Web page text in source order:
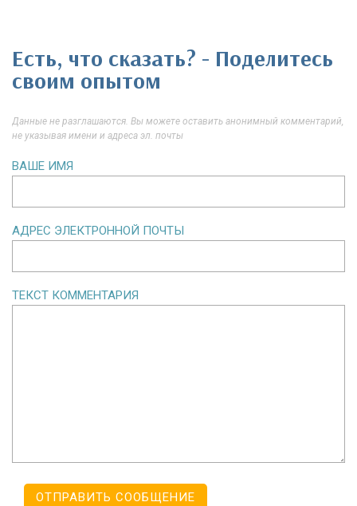
Есть, что сказать? - Поделитесь
своим опытом
Данные не разглашаются. Вы можете оставить анонимный комментарий,
не указывая имени и адреса эл. почты
ВАШЕ ИМЯ
АДРЕС ЭЛЕКТРОННОЙ ПОЧТЫ
ТЕКСТ КОММЕНТАРИЯ